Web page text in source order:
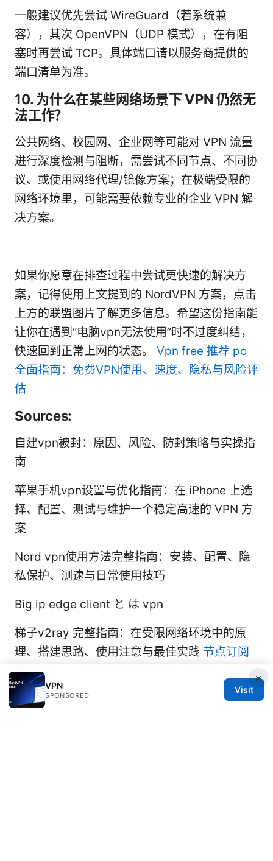
一般建议优先尝试 WireGuard（若系统兼
容），其次 OpenVPN（UDP 模式），在有阻
塞时再尝试 TCP。具体端口请以服务商提供的
端口清单为准。
10. 为什么在某些网络场景下 VPN 仍然无
法工作？
公共网络、校园网、企业网等可能对 VPN 流量
进行深度检测与阻断，需尝试不同节点、不同协
议、或使用网络代理/镜像方案；在极端受限的
网络环境里，可能需要依赖专业的企业 VPN 解
决方案。
如果你愿意在排查过程中尝试更快速的解决方
案，记得使用上文提到的 NordVPN 方案，点击
上方的联盟图片了解更多信息。希望这份指南能
让你在遇到“电脑vpn无法使用”时不过度纠结，
快速回到正常上网的状态。 Vpn free 推荐 pc
全面指南：免费VPN使用、速度、隐私与风险评
估
Sources:
自建vpn被封：原因、风险、防封策略与实操指
南
苹果手机vpn设置与优化指南：在 iPhone 上选
择、配置、测试与维护一个稳定高速的 VPN 方
案
Nord vpn使用方法完整指南：安装、配置、隐
私保护、测速与日常使用技巧
Big ip edge client と は vpn
梯子v2ray 完整指南：在受限网络环境中的原
理、搭建思路、使用注意与最佳实践 节点订阅
地址生成：手把手教你如何制作与管理订阅链接 ×
VPN
SPONSORED
Visit